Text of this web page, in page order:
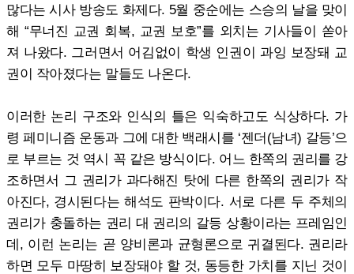
많다는 시사 방송도 화제다. 5월 중순에는 스승의 날을 맞이
해 “무너진 교권 회복, 교권 보호”를 외치는 기사들이 쏟아
져 나왔다. 그러면서 어김없이 학생 인권이 과잉 보장돼 교
권이 작아졌다는 말들도 나온다.
이러한 논리 구조와 인식의 틀은 익숙하고도 식상하다. 가
령 페미니즘 운동과 그에 대한 백래시를 ‘젠더(남녀) 갈등’으
로 부르는 것 역시 꼭 같은 방식이다. 어느 한쪽의 권리를 강
조하면서 그 권리가 과다해진 탓에 다른 한쪽의 권리가 작
아진다, 경시된다는 해석도 판박이다. 서로 다른 두 주체의
권리가 충돌하는 권리 대 권리의 갈등 상황이라는 프레임인
데, 이런 논리는 곧 양비론과 균형론으로 귀결된다. 권리라
하면 모두 마땅히 보장돼야 할 것, 동등한 가치를 지닌 것이